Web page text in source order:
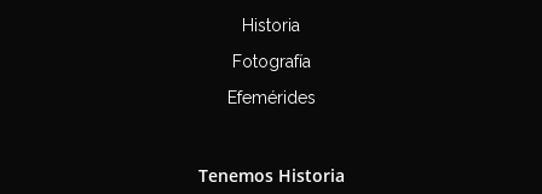
Historia
Fotografía
Efemérides
Tenemos Historia